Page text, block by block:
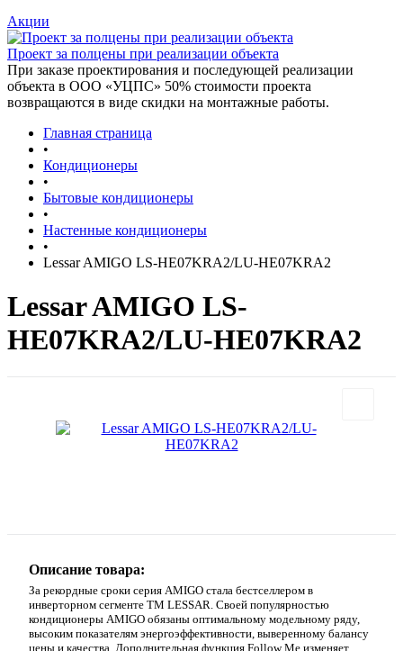
Акции
Проект за полцены при реализации объекта
При заказе проектирования и последующей реализации
объекта в ООО «УЦПС» 50% стоимости проекта
возвращаются в виде скидки на монтажные работы.
Главная страница
•
Кондиционеры
•
Бытовые кондиционеры
•
Настенные кондиционеры
•
Lessar AMIGO LS-HE07KRA2/LU-HE07KRA2
Lessar AMIGO LS-
HE07KRA2/LU-HE07KRA2
Описание товара:
За рекордные сроки серия AMIGO стала бестселлером в
инверторном сегменте TM LESSAR. Своей популярностью
кондиционеры AMIGO обязаны оптимальному модельному ряду,
высоким показателям энергоэффективности, выверенному балансу
цены и качества. Дополнительная функция Follow Me изменяет